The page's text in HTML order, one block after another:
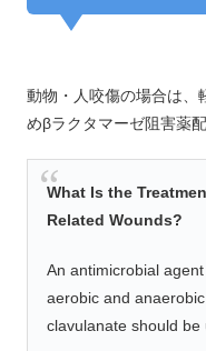
動物・人咬傷の場合は、
めβラクタマーゼ阻害薬
What Is the
Related Wounds?
An antimicrobial
aerobic and
clavulanate should be